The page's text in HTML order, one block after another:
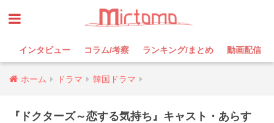
インタビュー コラム/考察 ランキング/まとめ 動画配信
ホーム ドラマ 韓国ドラマ
『ドクターズ～恋する気持ち』キャスト・あらす